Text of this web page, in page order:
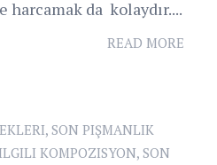
harcamak da kolaydır....
READ MORE
, SON PIŞMANLIK
KOMPOZISYON, SON